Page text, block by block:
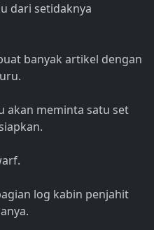
dari setidaknya
banyak artikel dengan
akan meminta satu set
log kabin penjahit